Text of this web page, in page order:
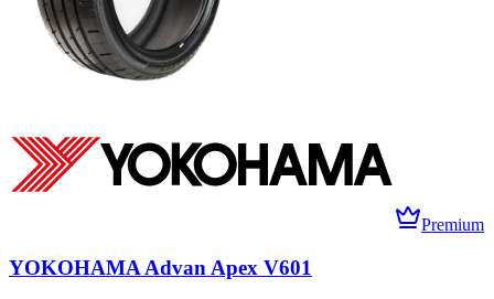
Premium
YOKOHAMA Advan Apex V601